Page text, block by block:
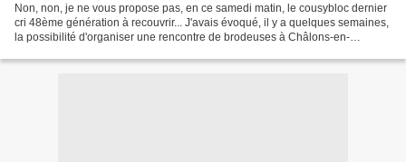
Non, non, je ne vous propose pas, en ce samedi matin, le cousybloc dernier
cri 48ème génération à recouvrir... J'avais évoqué, il y a quelques semaines,
la possibilité d'organiser une rencontre de brodeuses à Châlons-en-